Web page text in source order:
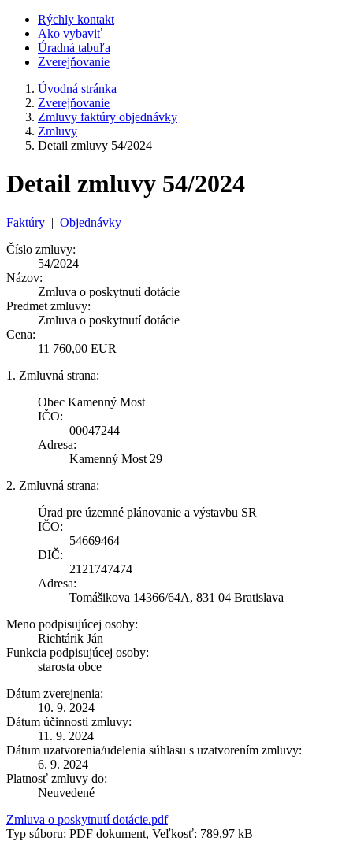
Rýchly kontakt
Ako vybaviť
Úradná tabuľa
Zverejňovanie
Úvodná stránka
Zverejňovanie
Zmluvy faktúry objednávky
Zmluvy
Detail zmluvy 54/2024
Detail zmluvy 54/2024
Faktúry | Objednávky
Číslo zmluvy:
54/2024
Názov:
Zmluva o poskytnutí dotácie
Predmet zmluvy:
Zmluva o poskytnutí dotácie
Cena:
11 760,00 EUR
1. Zmluvná strana:
Obec Kamenný Most
IČO:
00047244
Adresa:
Kamenný Most 29
2. Zmluvná strana:
Úrad pre územné plánovanie a výstavbu SR
IČO:
54669464
DIČ:
2121747474
Adresa:
Tomášikova 14366/64A, 831 04 Bratislava
Meno podpisujúcej osoby:
Richtárik Ján
Funkcia podpisujúcej osoby:
starosta obce
Dátum zverejnenia:
10. 9. 2024
Dátum účinnosti zmluvy:
11. 9. 2024
Dátum uzatvorenia/udelenia súhlasu s uzatvorením zmluvy:
6. 9. 2024
Platnosť zmluvy do:
Neuvedené
Zmluva o poskytnutí dotácie.pdf
Typ súboru: PDF dokument, Veľkosť: 789,97 kB